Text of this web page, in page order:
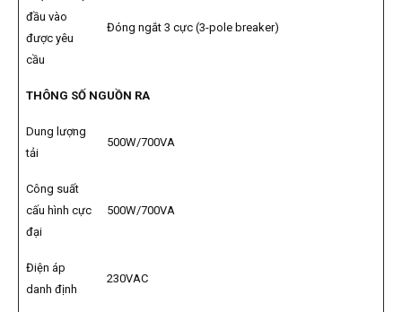
đầu vào
được yêu
cầu
Đóng ngắt 3 cực (3-pole breaker)
THÔNG SỐ NGUỒN RA
Dung lượng
tải
500W/700VA
Công suất
cấu hình cực
đại
500W/700VA
Điện áp
danh định
230VAC